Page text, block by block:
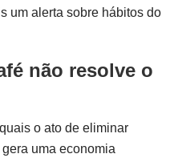
um alerta sobre hábitos do
não resolve o
o ato de eliminar
uma economia